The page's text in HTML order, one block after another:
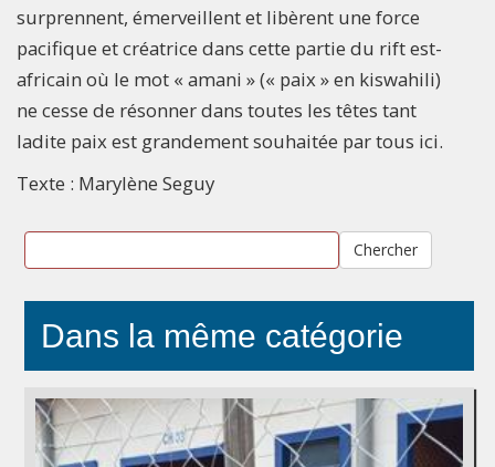
surprennent, émerveillent et libèrent une force
pacifique et créatrice dans cette partie du rift est-
africain où le mot « amani » (« paix » en kiswahili)
ne cesse de résonner dans toutes les têtes tant
ladite paix est grandement souhaitée par tous ici.
Texte : Marylène Seguy
Chercher
Dans la même catégorie